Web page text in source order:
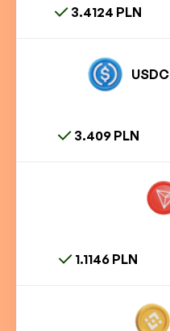
3.4124 PLN
USDC
3.409 PLN
1.1146 PLN